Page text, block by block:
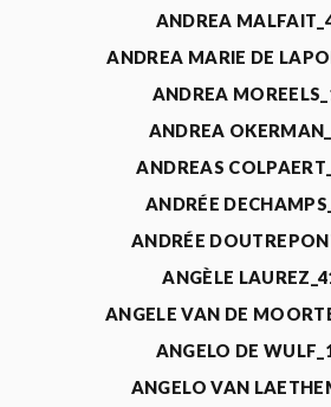
ANDREA
ANDREA MARIE DE
ANDREA
ANDREA
ANDREAS
ANDRÉE
ANDRÉE
ANGÈLE
ANGELE VAN DE
ANGELO DE
ANGELO VAN